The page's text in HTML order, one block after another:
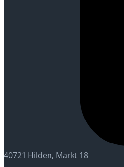
40721 Hilden, Markt 18